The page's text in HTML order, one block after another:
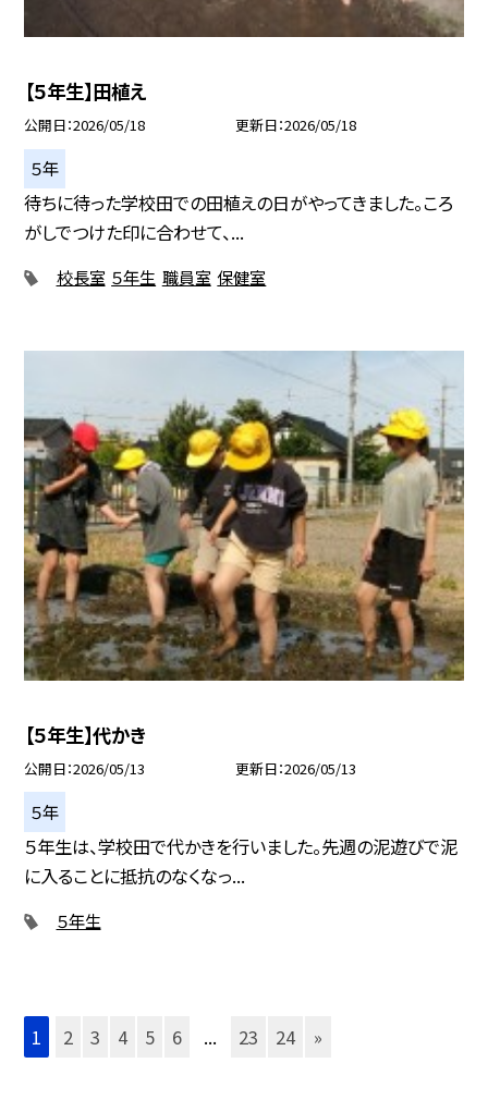
【５年生】田植え
公開日 2026/05/18 更新日 2026/05/18
５年
待ちに待った学校田での田植えの日がやってきました。ころ
がしでつけた印に合わせて、...
校長室 ５年生 職員室 保健室
【５年生】代かき
公開日 2026/05/13 更新日 2026/05/13
５年
５年生は、学校田で代かきを行いました。先週の泥遊びで泥
に入ることに抵抗のなくなっ...
５年生
1 2 3 4 5 6 ... 23 24 »